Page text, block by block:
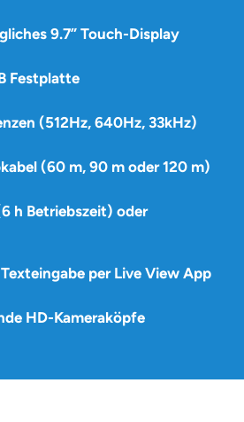
9.7” Touch-Display
Festplatte
(512Hz, 640Hz, 33kHz)
(60 m, 90 m oder 120 m)
h Betriebszeit) oder
per Live View App
HD-Kameraköpfe